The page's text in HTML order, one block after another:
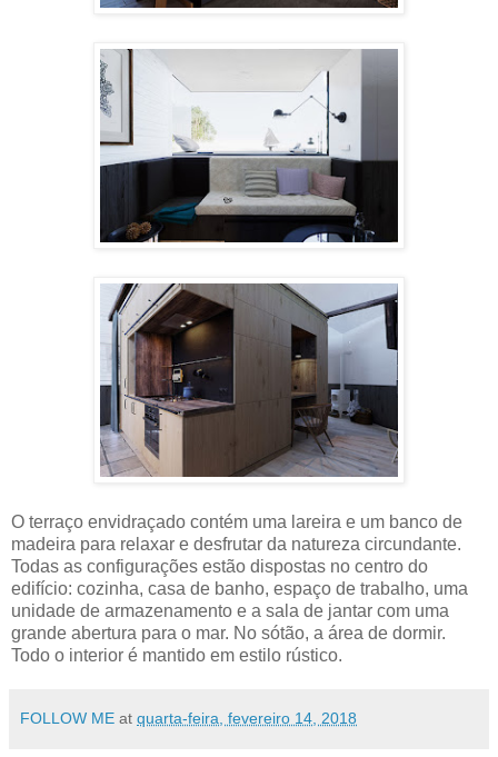
O terraço envidraçado contém uma lareira e um banco de
madeira para relaxar e desfrutar da natureza circundante.
Todas as configurações estão dispostas no centro do
edifício: cozinha, casa de banho, espaço de trabalho, uma
unidade de armazenamento e a sala de jantar com uma
grande abertura para o mar. No sótão, a área de dormir.
Todo o interior é mantido em estilo rústico.
FOLLOW ME at quarta-feira, fevereiro 14, 2018